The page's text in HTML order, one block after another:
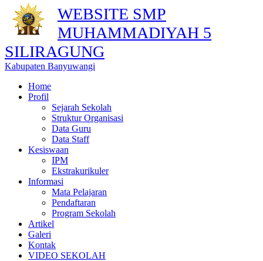
WEBSITE SMP
MUHAMMADIYAH 5
SILIRAGUNG
Kabupaten Banyuwangi
Home
Profil
Sejarah Sekolah
Struktur Organisasi
Data Guru
Data Staff
Kesiswaan
IPM
Ekstrakurikuler
Informasi
Mata Pelajaran
Pendaftaran
Program Sekolah
Artikel
Galeri
Kontak
VIDEO SEKOLAH